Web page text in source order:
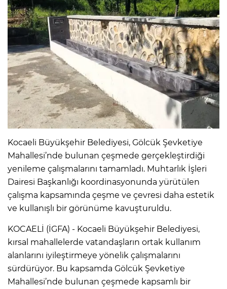
Kocaeli Büyükşehir Belediyesi, Gölcük Şevketiye
Mahallesi’nde bulunan çeşmede gerçekleştirdiği
yenileme çalışmalarını tamamladı. Muhtarlık İşleri
Dairesi Başkanlığı koordinasyonunda yürütülen
çalışma kapsamında çeşme ve çevresi daha estetik
ve kullanışlı bir görünüme kavuşturuldu.
KOCAELİ (İGFA) - Kocaeli Büyükşehir Belediyesi,
kırsal mahallelerde vatandaşların ortak kullanım
alanlarını iyileştirmeye yönelik çalışmalarını
sürdürüyor. Bu kapsamda Gölcük Şevketiye
Mahallesi’nde bulunan çeşmede kapsamlı bir